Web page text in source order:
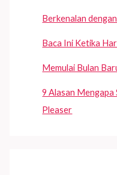
Berkenalan
Baca Ini Ketika
Memulai Bulan
9 Alasan
Pleaser